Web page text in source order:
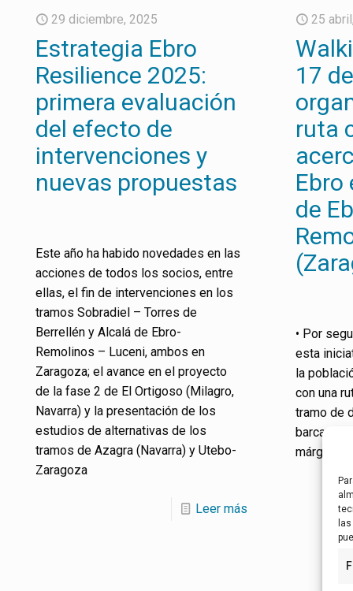
29 diciembre, 2025
Estrategia Ebro
Resilience 2025:
primera evaluación
del efecto de
intervenciones y
nuevas propuestas
Este año ha habido novedades en las
acciones de todos los socios, entre
ellas, el fin de intervenciones en los
tramos Sobradiel – Torres de
Berrellén y Alcalá de Ebro-
Remolinos – Luceni, ambos en
Zaragoza; el avance en el proyecto
de la fase 2 de El Ortigoso (Milagro,
Navarra) y la presentación de los
estudios de alternativas de los
tramos de Azagra (Navarra) y Utebo-
Zaragoza
Leer más
25
17
ruta
Ebro
de
• Por
esta
la
con una
tramo de
barca